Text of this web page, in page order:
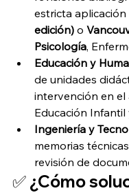
estricta aplicación
edición) o
Psicología,
Educación y
de unidades
intervención en el
Educación Infantil
Ingeniería y
memorias
revisión de
✅ ¿Cómo